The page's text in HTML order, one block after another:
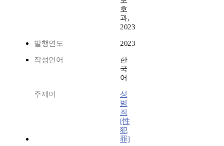
호
과,
2023
발행연도 2023
작성언어
한
국
어
주제어
성
범
죄
[性
犯
罪]